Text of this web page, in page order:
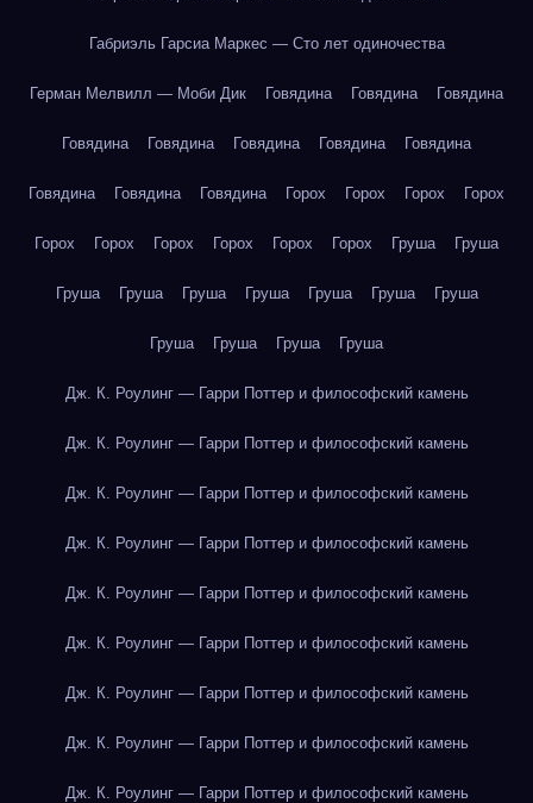
Габриэль Гарсиа Маркес — Сто лет одиночества
Герман Мелвилл — Моби Дик Говядина Говядина Говядина
Говядина Говядина Говядина Говядина Говядина
Говядина Говядина Говядина Горох Горох Горох Горох
Горох Горох Горох Горох Горох Горох Груша Груша
Груша Груша Груша Груша Груша Груша Груша
Груша Груша Груша Груша
Дж. К. Роулинг — Гарри Поттер и философский камень
Дж. К. Роулинг — Гарри Поттер и философский камень
Дж. К. Роулинг — Гарри Поттер и философский камень
Дж. К. Роулинг — Гарри Поттер и философский камень
Дж. К. Роулинг — Гарри Поттер и философский камень
Дж. К. Роулинг — Гарри Поттер и философский камень
Дж. К. Роулинг — Гарри Поттер и философский камень
Дж. К. Роулинг — Гарри Поттер и философский камень
Дж. К. Роулинг — Гарри Поттер и философский камень